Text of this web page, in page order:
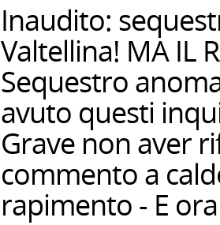
Inaudito:
Valtellina! MA IL
Sequestro
avuto questi
Grave non aver
commento a
rapimento - E